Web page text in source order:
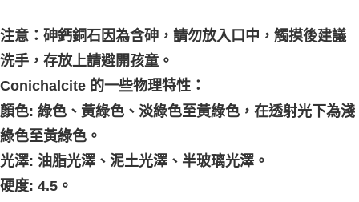
注意：砷鈣銅石因為含砷，請勿放入口中，觸摸後建議
洗手，存放上請避開孩童。
Conichalcite 的一些物理特性：
顏色: 綠色、黃綠色、淡綠色至黃綠色，在透射光下為淺
綠色至黃綠色。
光澤: 油脂光澤、泥土光澤、半玻璃光澤。
硬度: 4.5。